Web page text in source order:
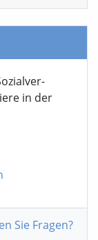
in der
Sie Fragen?